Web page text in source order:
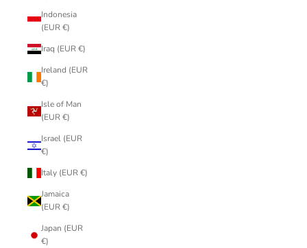
Indonesia
(EUR €)
Iraq (EUR €)
Ireland (EUR
€)
Isle of Man
(EUR €)
Israel (EUR
€)
Italy (EUR €)
Jamaica
(EUR €)
Japan (EUR
€)